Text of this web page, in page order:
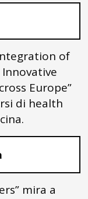
of
Europe”
di health
mira a